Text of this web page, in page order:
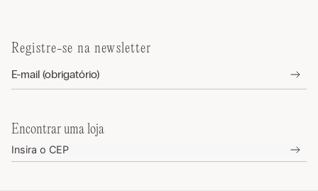
Registre-se na newsletter
Encontrar uma loja